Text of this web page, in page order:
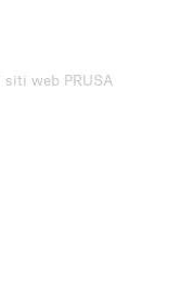
web PRUSA